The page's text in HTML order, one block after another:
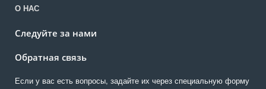
О НАС
Следуйте за нами
Обратная связь
Если у вас есть вопросы, задайте их через специальную форму